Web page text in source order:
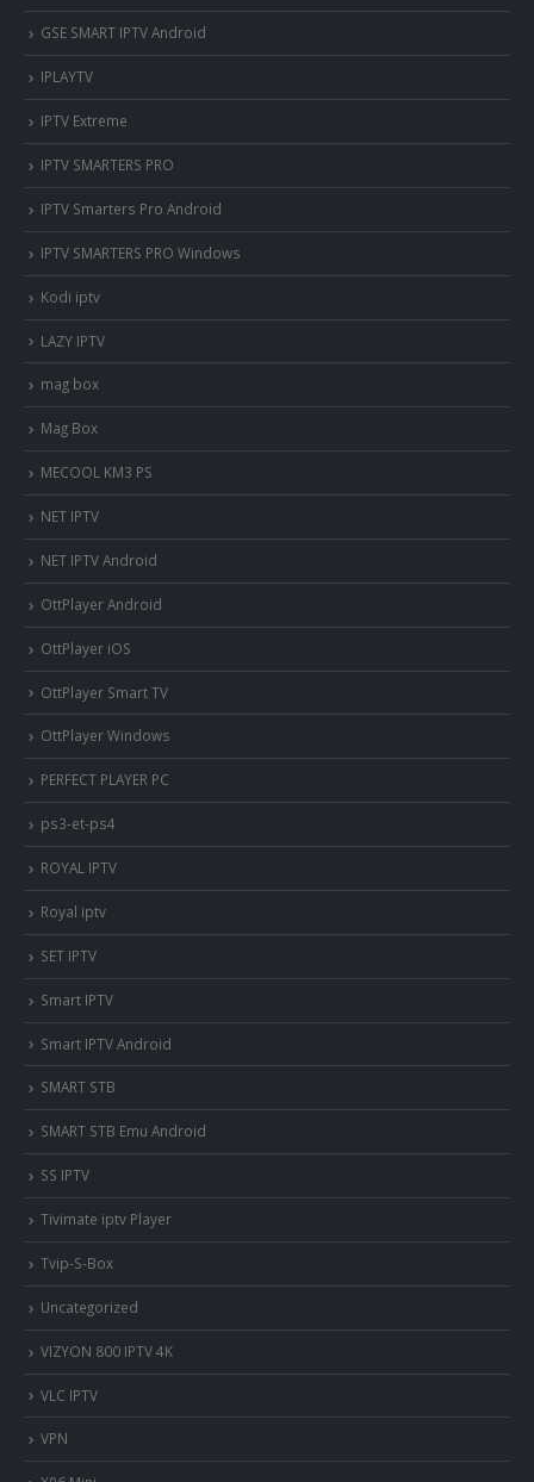
GSE SMART IPTV Android
IPLAYTV
IPTV Extreme
IPTV SMARTERS PRO
IPTV Smarters Pro Android
IPTV SMARTERS PRO Windows
Kodi iptv
LAZY IPTV
mag box
Mag Box
MECOOL KM3 PS
NET IPTV
NET IPTV Android
OttPlayer Android
OttPlayer iOS
OttPlayer Smart TV
OttPlayer Windows
PERFECT PLAYER PC
ps3-et-ps4
ROYAL IPTV
Royal iptv
SET IPTV
Smart IPTV
Smart IPTV Android
SMART STB
SMART STB Emu Android
SS IPTV
Tivimate iptv Player
Tvip-S-Box
Uncategorized
VIZYON 800 IPTV 4K
VLC IPTV
VPN